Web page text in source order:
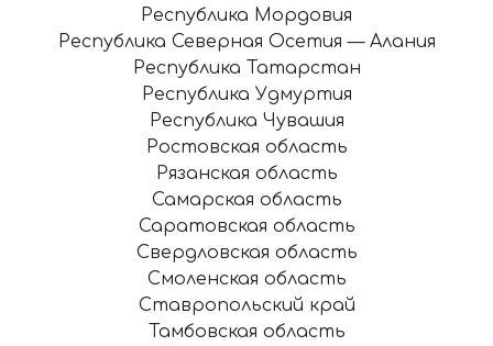
Республика Мордовия
Республика Северная Осетия — Алания
Республика Татарстан
Республика Удмуртия
Республика Чувашия
Ростовская область
Рязанская область
Самарская область
Саратовская область
Свердловская область
Смоленская область
Ставропольский край
Тамбовская область